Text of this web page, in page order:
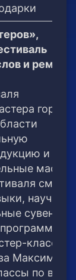
и
города
и
смогут
сувениры
—
классы
Максима
по